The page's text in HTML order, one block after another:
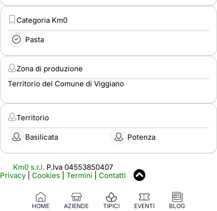
HOME AZIENDE TIPICI EVENTI BLOG
Categoria Km0
Pasta
Zona di produzione
Territorio del Comune di Viggiano
Territorio
Basilicata Potenza
Km0 s.r.l. P.Iva 04553850407
Privacy
Cookies Termini Contatti